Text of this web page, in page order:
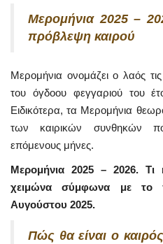
Μερομήνια 2025 –
πρόβλεψη καιρού
Μερομήνια ονομάζει ο λαός
του όγδοου φεγγαριού του
Ειδικότερα, τα Μερομήνια
των καιρικών συνθηκών
επόμενους μήνες.
Μερομήνια 2025 – 2026. Τι
χειμώνα σύμφωνα με το
Αυγούστου 2025.
Πώς θα είναι ο